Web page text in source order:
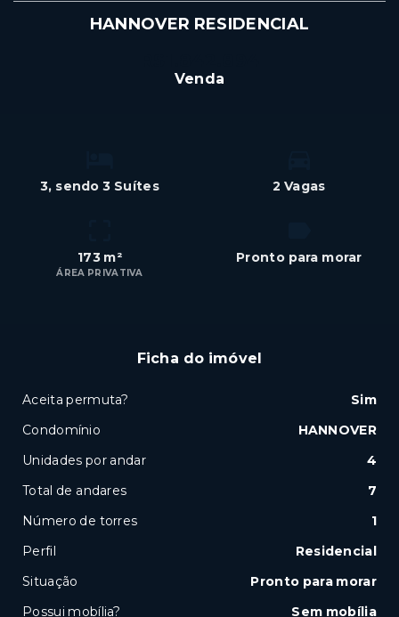
HANNOVER RESIDENCIAL
Venda
3, sendo 3 Suítes 2 Vagas
173 m²
ÁREA PRIVATIVA
Pronto para morar
Ficha do imóvel
Aceita permuta?
Sim
Condomínio
HANNOVER
Unidades por andar
4
Total de andares
7
Número de torres
1
Perfil
Residencial
Situação
Pronto para morar
Possui mobília?
Sem mobília